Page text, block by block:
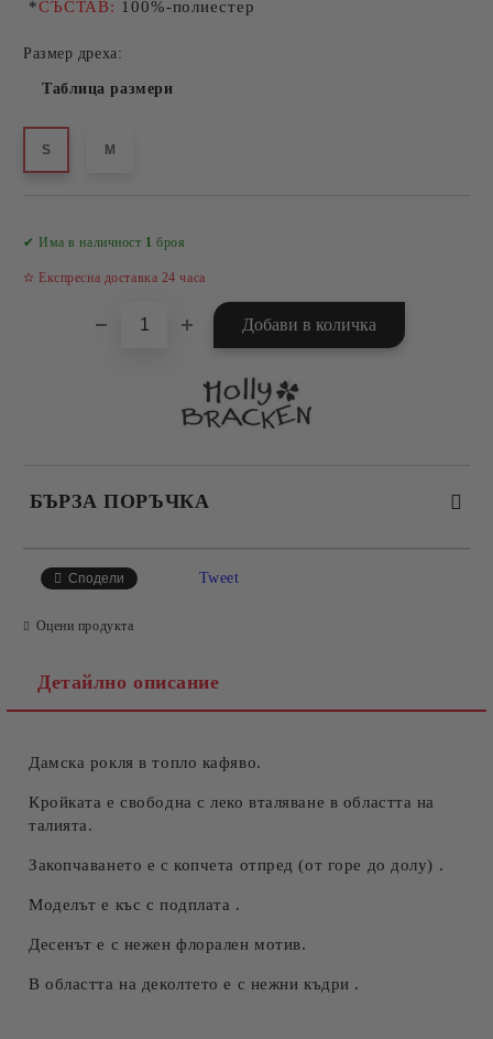
*СЪСТАВ: 100%-полиестер
Размер дреха:
Таблица размери
S M
✔ Има в наличност 1 броя
✫ Експресна доставка 24 часа
БЪРЗА ПОРЪЧКА
Съгласен съм сПолитиката за лични данни
Ние ще се свържем с вас в рамките на работния ден.
Сподели Tweet
Оцени продукта
Детайлно описание
Дамска рокля в топло кафяво.
Кройката е свободна с леко вталяване в областта на
талията.
Закопчаването е с копчета отпред (от горе до долу) .
Моделът е къс с подплата .
Десенът е с нежен флорален мотив.
В областта на деколтето е с нежни къдри .